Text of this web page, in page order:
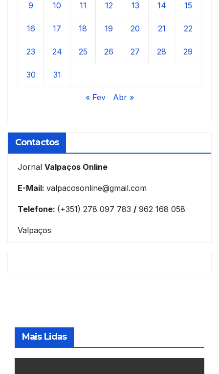
9 10 11 12 13 14 15
16 17 18 19 20 21 22
23 24 25 26 27 28 29
30 31
« Fev Abr »
Contactos
Jornal Valpaços Online
E-Mail: valpacosonline@gmail.com
Telefone: (+351) 278 097 783 / 962 168 058
Valpaços
Mais Lidas